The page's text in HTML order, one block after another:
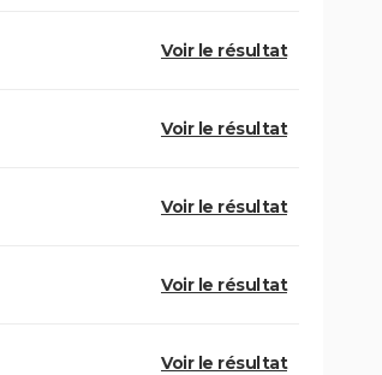
Voir le résultat
Voir le résultat
Voir le résultat
Voir le résultat
Voir le résultat